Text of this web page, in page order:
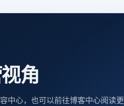
角
中心，也可以前往博客中心阅读更